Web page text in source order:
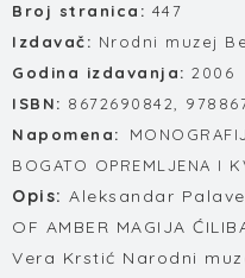
Broj stranica: 447
Izdavač: Nrodni muzej
Godina izdavanja: 2006
ISBN: 8672690842,
Napomena:
BOGATO OPREMLJENA I
Opis: Aleksandar
OF AMBER MAGIJA
Vera Krstić Narodni